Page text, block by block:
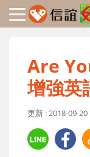
Are
增強英
更新 : 2018-09-20